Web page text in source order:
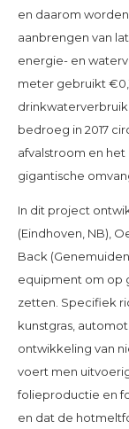
en daarom
aanbrengen van
energie- en
meter gebruikt
bedroeg in 2017
afvalstroom en
gigantische
In dit project
(Eindhoven, NB),
Back
equipment om op
zetten. Specifiek
kunstgras,
ontwikkeling van
voert men
folieproductie en
en dat de